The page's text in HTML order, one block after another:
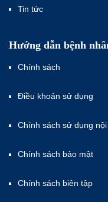
Tin tức
Hướng dẫn bệnh
Chính sách
Điều khoản sử dụng
Chính sách sử dụng
Chính sách bảo mật
Chính sách biên tập